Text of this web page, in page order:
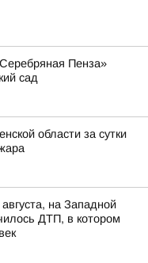
Пенза»
сад
области за сутки
на Западной
ДТП, в котором